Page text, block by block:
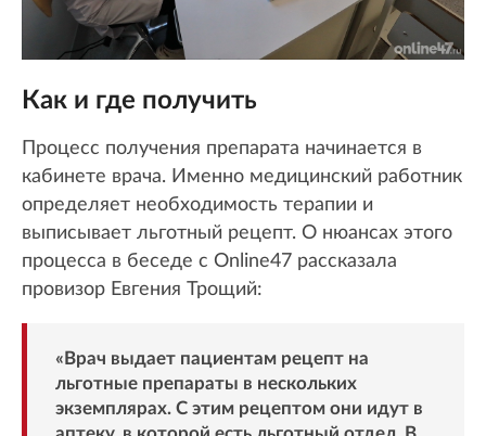
Как и где получить
Процесс получения препарата начинается в
кабинете врача. Именно медицинский работник
определяет необходимость терапии и
выписывает льготный рецепт. О нюансах этого
процесса в беседе с Online47 рассказала
провизор Евгения Трощий:
«Врач выдает пациентам рецепт на
льготные препараты в нескольких
экземплярах. С этим рецептом они идут в